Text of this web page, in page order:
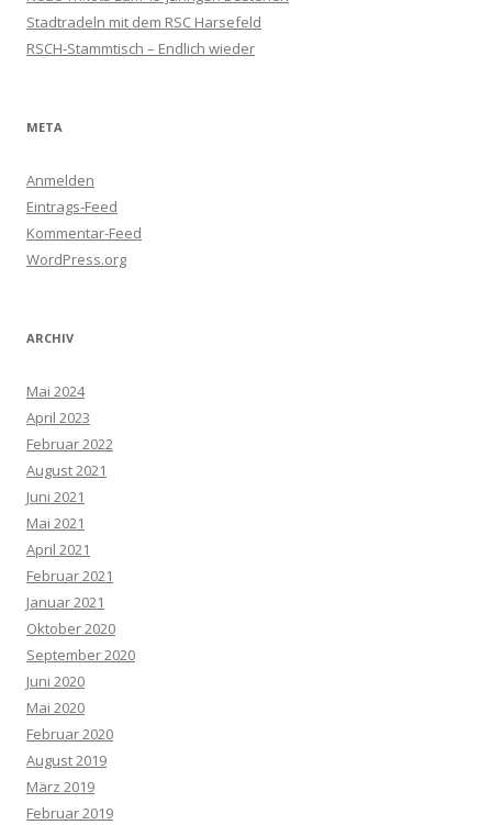
Stadtradeln mit dem RSC Harsefeld
RSCH-Stammtisch – Endlich wieder
META
Anmelden
Eintrags-Feed
Kommentar-Feed
WordPress.org
ARCHIV
Mai 2024
April 2023
Februar 2022
August 2021
Juni 2021
Mai 2021
April 2021
Februar 2021
Januar 2021
Oktober 2020
September 2020
Juni 2020
Mai 2020
Februar 2020
August 2019
März 2019
Februar 2019